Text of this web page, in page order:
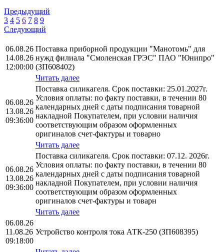
Предыдущий
3 4 5 6 7 8 9
Следующий
06.08.26
14.08.26
12:00:00
Поставка приборной продукции "Манотомь" для
нужд филиала "Смоленская ГРЭС" ПАО "Юнипро"
(ЗП608402)
Читать далее
06.08.26
13.08.26
09:36:00
Поставка силикагеля. Срок поставки: 25.01.2027г.
Условия оплаты: по факту поставки, в течении 80
календарных дней с даты подписания товарной
накладной Покупателем, при условии наличия
соответствующим образом оформленных
оригиналов счет-фактуры и товарно
Читать далее
06.08.26
13.08.26
09:36:00
Поставка силикагеля. Срок поставки: 07.12. 2026г.
Условия оплаты: по факту поставки, в течении 80
календарных дней с даты подписания товарной
накладной Покупателем, при условии наличия
соответствующим образом оформленных
оригиналов счет-фактуры и товарн
Читать далее
06.08.26
11.08.26
09:18:00
Устройство контроля тока АТК-250 (ЗП608395)